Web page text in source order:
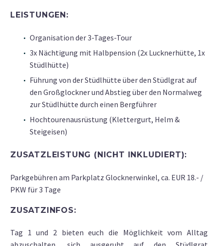
LEISTUNGEN:
Organisation der 3-Tages-Tour
3x Nächtigung mit Halbpension (2x Lucknerhütte, 1x
Stüdlhütte)
Führung von der Stüdlhütte über den Stüdlgrat auf
den Großglockner und Abstieg über den Normalweg
zur Stüdlhütte durch einen Bergführer
Hochtourenausrüstung (Klettergurt, Helm &
Steigeisen)
ZUSATZLEISTUNG (NICHT INKLUDIERT):
Parkgebühren am Parkplatz Glocknerwinkel, ca. EUR 18.- /
PKW für 3 Tage
ZUSATZINFOS:
Tag 1 und 2 bieten euch die Möglichkeit vom Alltag